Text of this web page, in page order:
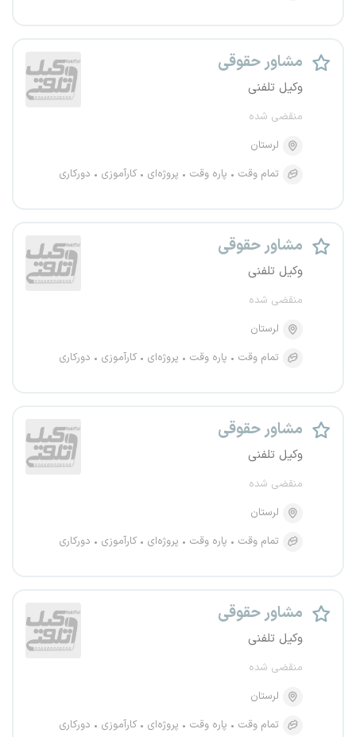
مشاور حقوقی
وکیل تلفنی
منقضی شده
لرستان
تمام وقت
پاره وقت پروژه‌ای کارآموزی دورکاری
مشاور حقوقی
وکیل تلفنی
منقضی شده
لرستان
تمام وقت
پاره وقت پروژه‌ای کارآموزی دورکاری
مشاور حقوقی
وکیل تلفنی
منقضی شده
لرستان
تمام وقت
پاره وقت پروژه‌ای کارآموزی دورکاری
مشاور حقوقی
وکیل تلفنی
منقضی شده
لرستان
تمام وقت
پاره وقت پروژه‌ای کارآموزی دورکاری